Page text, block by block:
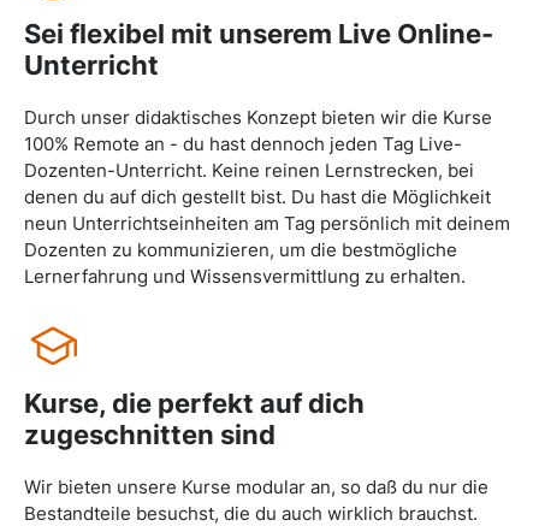
Sei flexibel mit unserem Live Online-
Unterricht
Durch unser didaktisches Konzept bieten wir die Kurse
100% Remote an - du hast dennoch jeden Tag Live-
Dozenten-Unterricht. Keine reinen Lernstrecken, bei
denen du auf dich gestellt bist. Du hast die Möglichkeit
neun Unterrichtseinheiten am Tag persönlich mit deinem
Dozenten zu kommunizieren, um die bestmögliche
Lernerfahrung und Wissensvermittlung zu erhalten.
Kurse, die perfekt auf dich
zugeschnitten sind
Wir bieten unsere Kurse modular an, so daß du nur die
Bestandteile besuchst, die du auch wirklich brauchst.